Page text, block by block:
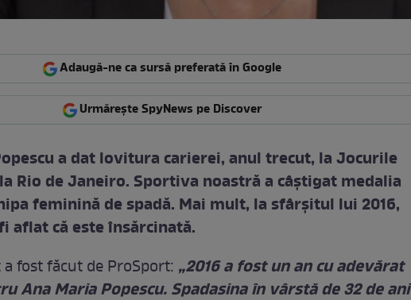
Adaugă-ne ca sursă preferată în Google
Urmărește SpyNews pe Discover
a dat lovitura carierei, anul trecut, la Jocurile
Rio de Janeiro. Sportiva noastră a câştigat medalia
feminină de spadă. Mai mult, la sfârşitul lui 2016,
aflat că este însărcinată.
fost făcut de ProSport: „2016 a fost un an cu adevărat
Ana Maria Popescu. Spadasina în vârstă de 32 de ani